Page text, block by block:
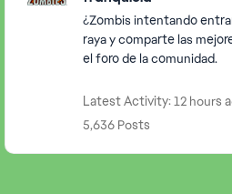
¿Zombis intentando
raya y comparte las
el foro de la comunidad.
Latest Activity: 12 hours
5,636 Posts